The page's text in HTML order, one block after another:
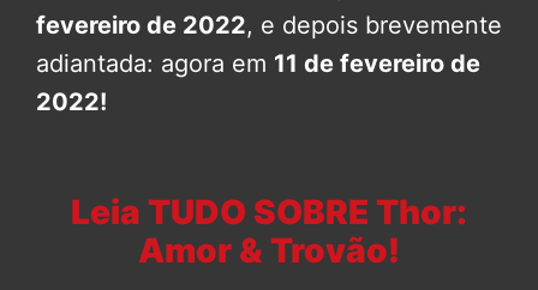
fevereiro de 2022, e depois brevemente
adiantada: agora em 11 de fevereiro de
2022!
Leia TUDO SOBRE Thor:
Amor & Trovão!